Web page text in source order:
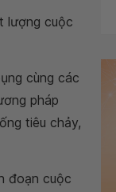
lượng cuộc
cùng các
pháp
tiêu chảy,
đoạn cuộc